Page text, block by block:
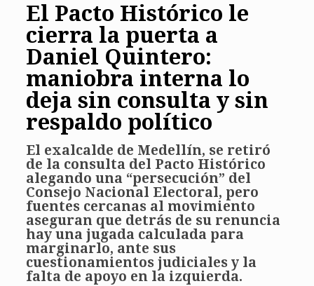
El Pacto Histórico le
cierra la puerta a
Daniel Quintero:
maniobra interna lo
deja sin consulta y sin
respaldo político
El exalcalde de Medellín, se retiró
de la consulta del Pacto Histórico
alegando una “persecución” del
Consejo Nacional Electoral, pero
fuentes cercanas al movimiento
aseguran que detrás de su renuncia
hay una jugada calculada para
marginarlo, ante sus
cuestionamientos judiciales y la
falta de apoyo en la izquierda.